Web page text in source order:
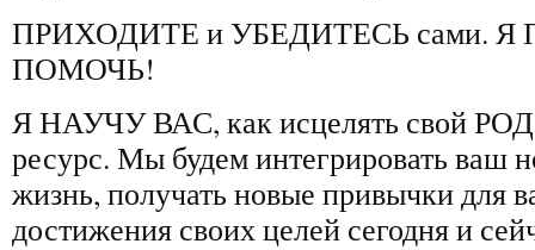
ПРИХОДИТЕ и УБЕДИТЕСЬ сами.
ПОМОЧЬ!
Я НАУЧУ ВАС, как исцелять свой РОД
ресурс. Мы будем интегрировать ваш
жизнь, получать новые привычки для
достижения своих целей сегодня и